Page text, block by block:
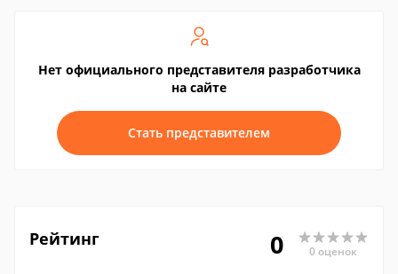
Нет официального представителя разработчика
на сайте
Стать представителем
Рейтинг 0 0 оценок